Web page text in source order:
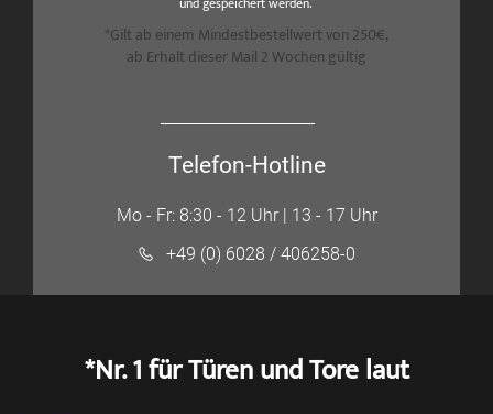
*Gilt ab einem Mindestbestellwert von 250€,
ab Erhalt dieser Mail 2 Wochen gültig
Telefon-Hotline
Mo - Fr: 8:30 - 12 Uhr | 13 - 17 Uhr
+49 (0) 6028 / 406258-0
*Nr. 1 für Türen und Tore laut